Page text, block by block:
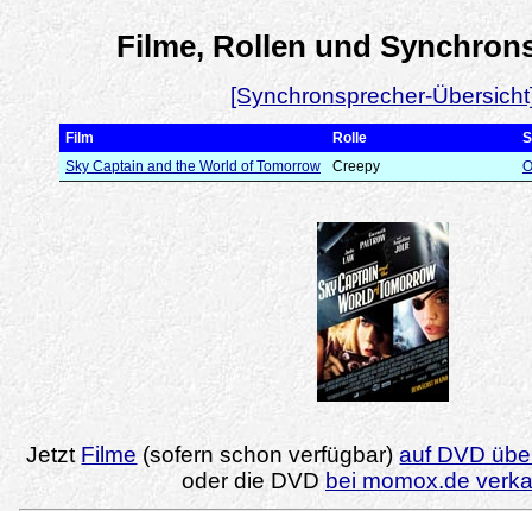
Filme, Rollen und
[Synchronsprecher-
Film Rolle
Sky Captain and the World of Tomorrow
Creepy
Jetzt Filme (sofern schon verfügbar)auf DVD
oder die DVD bei momox.de